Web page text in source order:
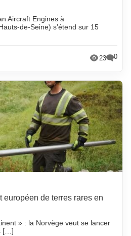
Aircraft Engines à
de-Seine) s’étend sur 15
23 0
européen de terres rares en
» : la Norvège veut se lancer
[…]